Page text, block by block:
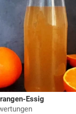
Essig